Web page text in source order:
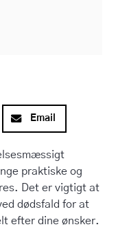
Email
praktiske og
Det er vigtigt at
dødsfald for at
efter dine ønsker.